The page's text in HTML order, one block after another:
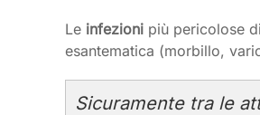
Le infezioni più pericolose
esantematica (morbillo,
Sicuramente tra le